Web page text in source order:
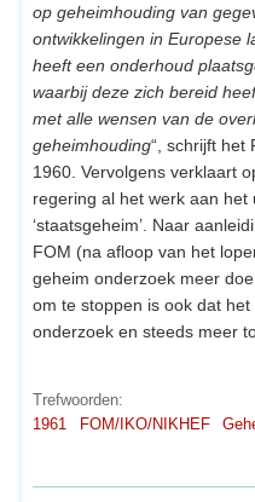
op geheimhouding van
ontwikkelingen in Europese
heeft een onderhoud
waarbij deze zich bereid
met alle wensen van de
geheimhouding“, schrijft het
1960. Vervolgens verklaart
regering al het werk aan
‘staatsgeheim’. Naar
FOM (na afloop van het
geheim onderzoek meer
om te stoppen is ook dat
onderzoek en steeds meer
Trefwoorden:
1961
FOM/IKO/NIKHEF